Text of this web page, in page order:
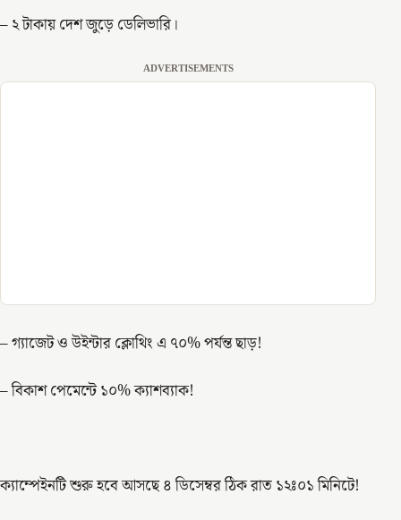
– ২ টাকায় দেশ জুড়ে ডেলিভারি।
ADVERTISEMENTS
– গ্যাজেট ও উইন্টার ক্লোথিং এ ৭০% পর্যন্ত ছাড়!
– বিকাশ পেমেন্টে ১০% ক্যাশব্যাক!
ক্যাম্পেইনটি শুরু হবে আসছে ৪ ডিসেম্বর ঠিক রাত ১২ঃ০১ মিনিটে!